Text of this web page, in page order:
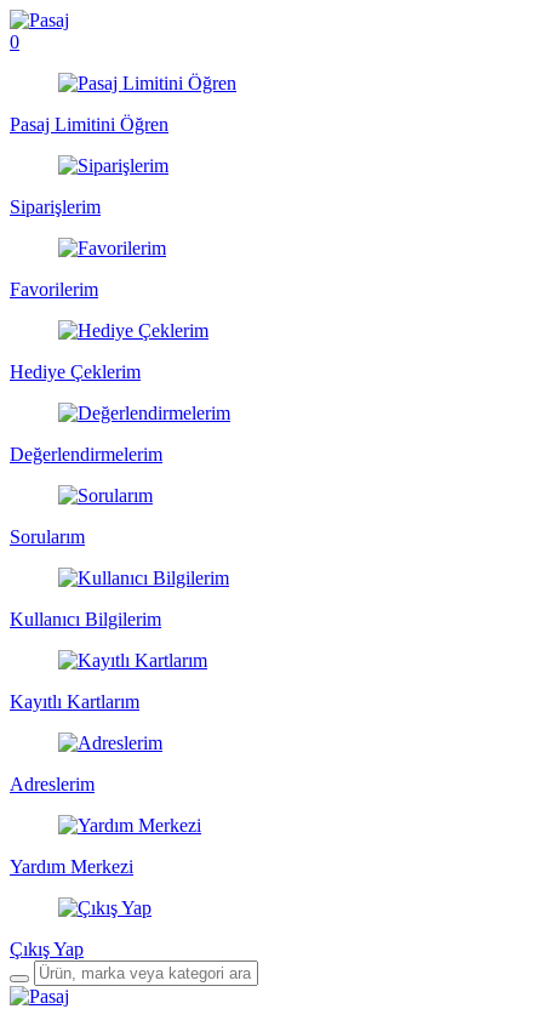
0
Pasaj Limitini Öğren
Siparişlerim
Favorilerim
Hediye Çeklerim
Değerlendirmelerim
Sorularım
Kullanıcı Bilgilerim
Kayıtlı Kartlarım
Adreslerim
Yardım Merkezi
Çıkış Yap